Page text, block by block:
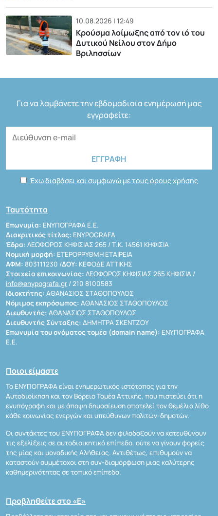
10.08.2026 | 12:49
Κρούσμα λοίμωξης από τον ιό του
Δυτικού Νείλου στον Δήμο
Βριλησσίων
Για να λαμβάνετε την εβδομαδιαία ενημέρωσή μας
εγγραφείτε:
Έχω διαβάσει και συμφωνώ με τους όρους χρήσης
Ταυτότητα
Επωνυμία: ΕΝΥΠΟΓΡΑΦΑ Ε.Ε.
Διακριτικός τίτλος: ENYPOGRAFA
Έδρα: ΛΕΩΦΟΡΟΣ ΚΗΦΙΣΙΑΣ 265 / Τ.Κ. 14561 ΚΗΦΙΣΙΑ
Νομική μορφή: ΕΤΕΡΟΡΡΥΘΜΗ ΕΤΑΙΡΕΙΑ
ΑΦΜ: 803111230 /ΔΟΥ: ΚΕΦΟΔΕ ΑΤΤΙΚΗΣ
Στοιχεία επικοινωνίας: ΛΕΩΦΟΡΟΣ ΚΗΦΙΣΙΑΣ 265 ΚΗΦΙΣΙΑ /
info@enypografa.gr / 210 8100583
Ιδιοκτήτης: ΑΘΑΝΑΣΙΟΣ ΣΤΑΘΟΠΟΥΛΟΣ
Νόμιμος εκπρόσωπος: ΑΘΑΝΑΣΙΟΣ ΣΤΑΘΟΠΟΥΛΟΣ
Διευθυντής: ΑΘΑΝΑΣΙΟΣ ΣΤΑΘΟΠΟΥΛΟΣ
Διευθυντής Σύνταξης: ΔΗΜΗΤΡΑ ΣΚΕΝΤΖΟΥ
Επωνυμία του ονόματος τομέα (domain name): ΕΝΥΠΟΓΡΑΦΑ
Ε.Ε.
Ποιοι είμαστε
Το ΕΝΥΠΟΓΡΑΦΑ είναι ενημερωτικός ιστότοπος για την
Αυτοδιοίκηση και τον Βόρειο Τομέα Αττικής, που πιστεύει ότι η
ενυπόγραφη και με άποψη δημοσίευση αποτελεί τον θεμέλιο λίθο
κάθε κοινωνίας ενεργών και υπεύθυνων πολιτών-δημοτών.
Οι συντάκτες του ΕΝΥΠΟΓΡΑΦΑ δεν φιλοδοξούν να κατευθύνουν
τις εξελίξεις σε αυτοδιοικητικό επίπεδο, ούτε να γίνουν φορείς
της μίας και μοναδικής Αλήθειας. Αντιθέτως, επιθυμούν να
καταστούν συμμέτοχοι στη συν-διαμόρφωση μιας καλύτερης
καθημερινότητας σε τοπικό επίπεδο.
Προβληθείτε στο «Ε»